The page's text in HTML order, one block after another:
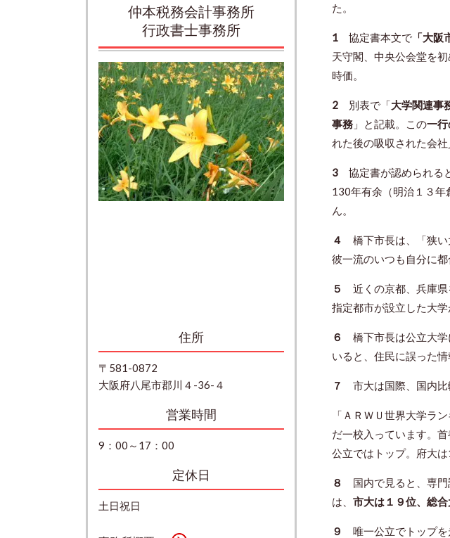
た。
1 協定書本文で 「大
天守閣、中央公会堂を
時価。
2 別表で「大学関連事
事務 」と記載。この一行
れた後の吸収された会
3 協定書が認められる
130年有余（明治１３年
ん。
４ 橋下市長は、「狭
彼一流のいつも自分に都
５ 近くの京都、兵庫
指定都市が設立した大
６ 橋下市長は公立大
いると、住民に誤った
７ 市大は国際、国内比
「ＡＲＷＵ世界大学ラ
だ一校入っています。
公立ではトップ。府大
８ 国内で見ると、専
は、 市大は１９位、総
９ 唯一公立でトップ
仲本税務会計事務所
行政書士事務所
住所
〒581-0872
大阪府八尾市郡川４-36-４
営業時間
9：00～17：00
定休日
土日祝日